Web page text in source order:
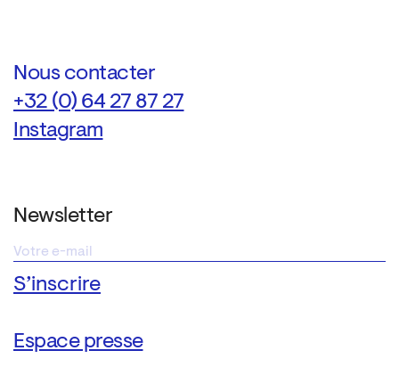
Nous contacter
+32 (0) 64 27 87 27
Instagram
Newsletter
Espace presse